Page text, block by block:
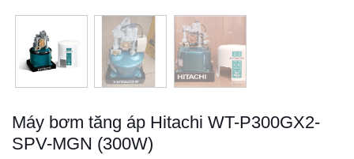
Máy bơm tăng áp Hitachi WT-P300GX2-
SPV-MGN (300W)